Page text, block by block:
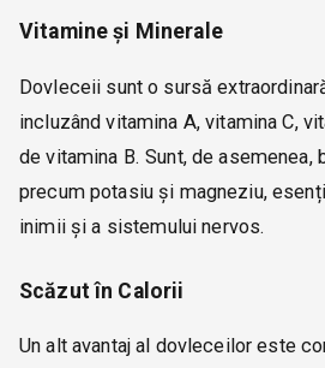
Vitamine și Minerale
Dovleceii sunt o sursă
incluzând vitamina A, vitamina C,
de vitamina B. Sunt, de asemenea,
precum potasiu și magneziu,
inimii și a sistemului nervos.
Scăzut în Calorii
Un alt avantaj al dovleceilor este